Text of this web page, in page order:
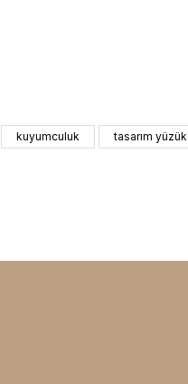
kuyumculuk tasarım yüzük